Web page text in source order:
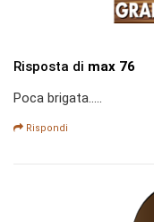
Risposta di max 76
Poca brigata.....
Rispondi